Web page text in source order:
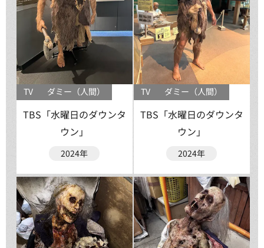
TV ダミー（人間）
TBS「水曜日のダウンタ
ウン」
2024年
TV ダミー（人間）
TBS「水曜日のダウンタ
ウン」
2024年